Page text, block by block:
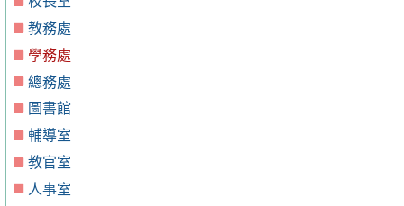
教務處
學務處
總務處
圖書館
輔導室
教官室
人事室